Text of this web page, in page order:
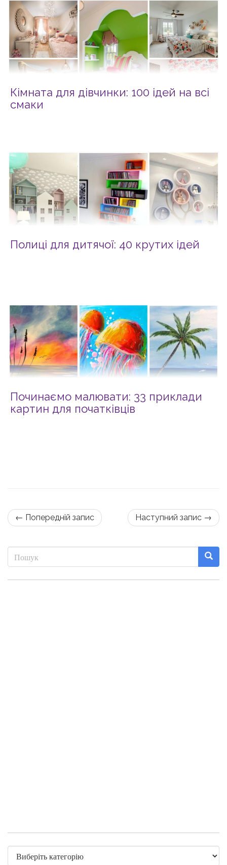
Кімната для дівчинки: 100 ідей на всі
смаки
Полиці для дитячої: 40 крутих ідей
Починаємо малювати: 33 приклади
картин для початківців
← Попередній запис Наступний запис →